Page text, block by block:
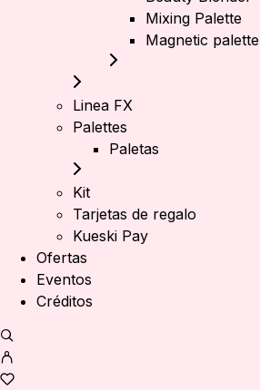
Mixing Palette
Magnetic palette
Linea FX
Palettes
Paletas
Kit
Tarjetas de regalo
Kueski Pay
Ofertas
Eventos
Créditos